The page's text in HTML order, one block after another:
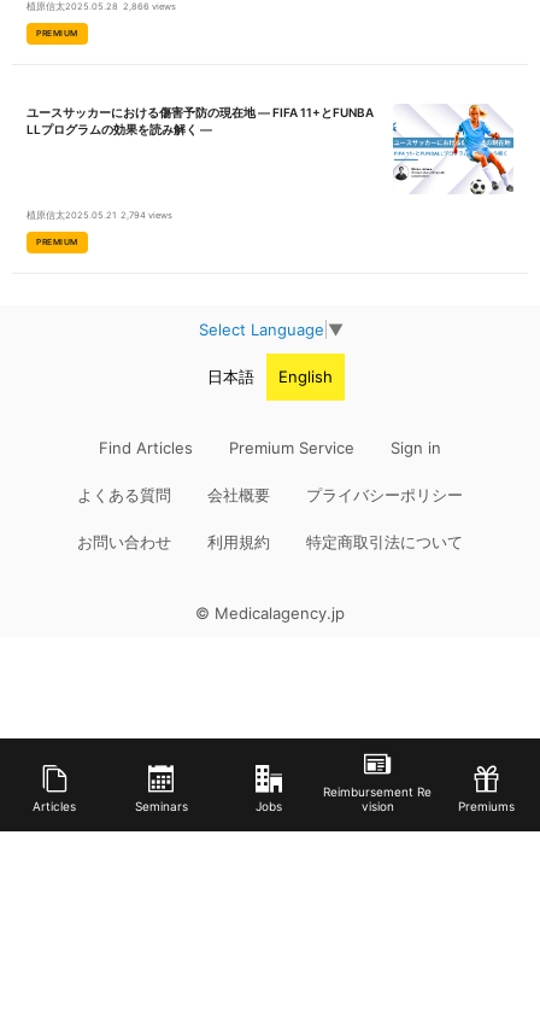
Articles Seminars Jobs
Reimbursement Re
vision
Premiums
植原信太2025.05.28 2,866 views
PREMIUM
ユースサッカーにおける傷害予防の現在地 ― FIFA 11+とFUNBA
LLプログラムの効果を読み解く ―
植原信太2025.05.21 2,794 views
PREMIUM
Select Language ▼
日本語 English
Find Articles Premium Service Sign in
よくある質問 会社概要 プライバシーポリシー
お問い合わせ 利用規約 特定商取引法について
© Medicalagency.jp